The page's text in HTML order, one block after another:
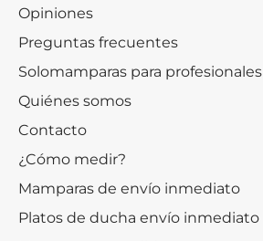
Opiniones
Preguntas frecuentes
Solomamparas para profesionales
Quiénes somos
Contacto
¿Cómo medir?
Mamparas de envío inmediato
Platos de ducha envío inmediato